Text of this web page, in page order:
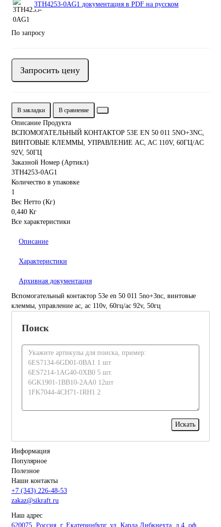
3TH4253-0AG1 документация в PDF на русском
По запросу
Запросить цену
В закладки В сравнение
Описание Продукта
ВСПОМОГАТЕЛЬНЫЙ КОНТАКТОР 53E EN 50 011 5NO+3NC,
ВИНТОВЫЕ КЛЕММЫ, УПРАВЛЕНИЕ AC, AC 110V, 60ГЦ/AC
92V, 50ГЦ
Заказной Номер (Артикл)
3TH4253-0AG1
Количество в упаковке
1
Вес Нетто (Кг)
0,440 Кг
Все характеристики
Описание
Характеристики
Архивная документация
Вспомогательный контактор 53e en 50 011 5no+3nc, винтовые
клеммы, управление ac, ac 110v, 60гц/ac 92v, 50гц
Поиск
Информация
Популярное
Полезное
Наши контакты
+7 (343) 226-48-53
zakaz@sikraft.ru
Наш адрес
620075, Россия, г. Екатеринбург, ул. Карла Либкнехта, д.4, оф.